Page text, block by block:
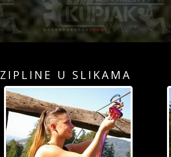
ZIPLINE U SLIKAMA